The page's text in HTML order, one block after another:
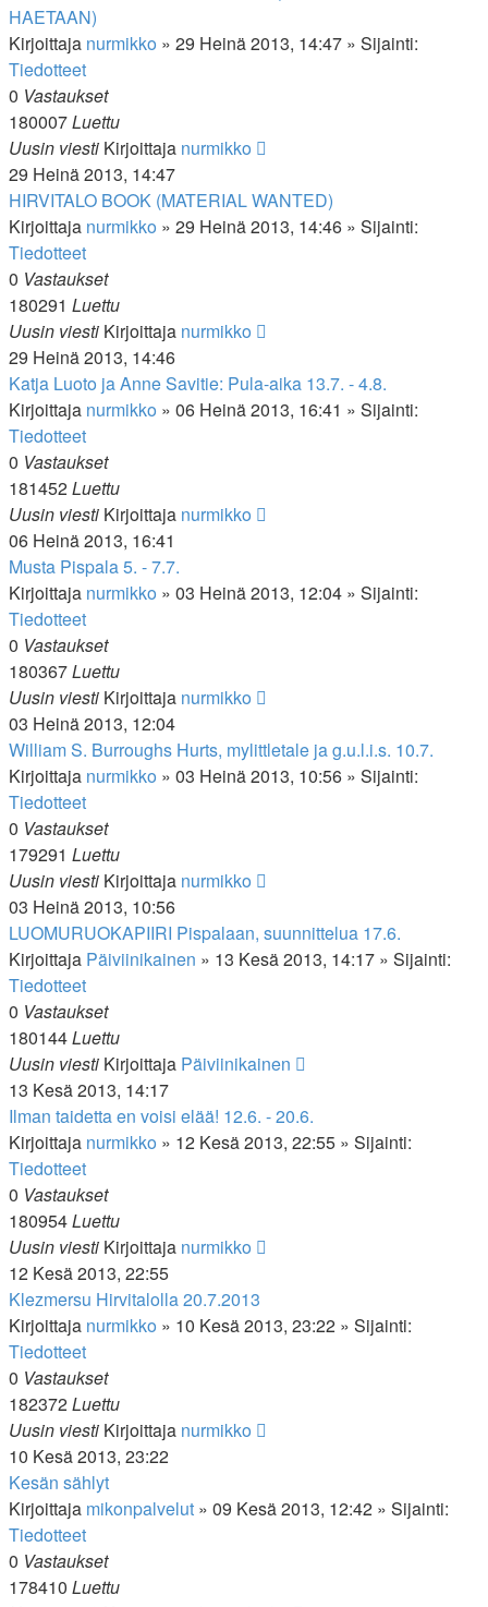
HAETAAN)
Kirjoittaja nurmikko » 29 Heinä 2013, 14:47 » Sijainti:
Tiedotteet
0 Vastaukset
180007Luettu
Uusin viesti Kirjoittaja nurmikko
29 Heinä 2013, 14:47
HIRVITALO BOOK (MATERIAL WANTED)
Kirjoittaja nurmikko » 29 Heinä 2013, 14:46 » Sijainti:
Tiedotteet
0 Vastaukset
180291 Luettu
Uusin viesti Kirjoittaja nurmikko
29 Heinä 2013, 14:46
Katja Luoto ja Anne Savitie: Pula-aika 13.7. - 4.8.
Kirjoittaja nurmikko » 06 Heinä 2013, 16:41 » Sijainti:
Tiedotteet
0 Vastaukset
181452Luettu
Uusin viesti Kirjoittaja nurmikko
06 Heinä 2013, 16:41
Musta Pispala 5. - 7.7.
Kirjoittaja nurmikko » 03 Heinä 2013, 12:04 » Sijainti:
Tiedotteet
0 Vastaukset
180367Luettu
Uusin viesti Kirjoittaja nurmikko
03 Heinä 2013, 12:04
William S. Burroughs Hurts, mylittletale ja g.u.l.i.s. 10.7.
Kirjoittaja nurmikko » 03 Heinä 2013, 10:56 » Sijainti:
Tiedotteet
0 Vastaukset
179291 Luettu
Uusin viesti Kirjoittaja nurmikko
03 Heinä 2013, 10:56
LUOMURUOKAPIIRI Pispalaan, suunnittelua 17.6.
Kirjoittaja Päiviinikainen » 13 Kesä 2013, 14:17 » Sijainti:
Tiedotteet
0 Vastaukset
180144Luettu
Uusin viesti Kirjoittaja Päiviinikainen
13 Kesä 2013, 14:17
Ilman taidetta en voisi elää! 12.6. - 20.6.
Kirjoittaja nurmikko » 12 Kesä 2013, 22:55 » Sijainti:
Tiedotteet
0 Vastaukset
180954Luettu
Uusin viesti Kirjoittaja nurmikko
12 Kesä 2013, 22:55
Klezmersu Hirvitalolla 20.7.2013
Kirjoittaja nurmikko » 10 Kesä 2013, 23:22 » Sijainti:
Tiedotteet
0 Vastaukset
182372Luettu
Uusin viesti Kirjoittaja nurmikko
10 Kesä 2013, 23:22
Kesän sählyt
Kirjoittaja mikonpalvelut » 09 Kesä 2013, 12:42 » Sijainti:
Tiedotteet
0 Vastaukset
178410 Luettu